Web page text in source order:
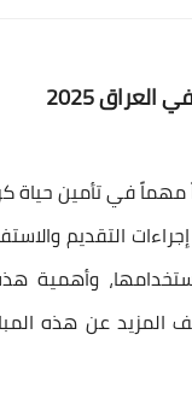
2025
في تأمين حياة
التقديم
عن هذه